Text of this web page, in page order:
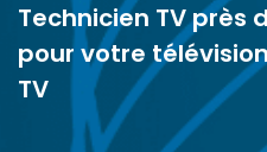
Technicien TV près
pour votre
TV